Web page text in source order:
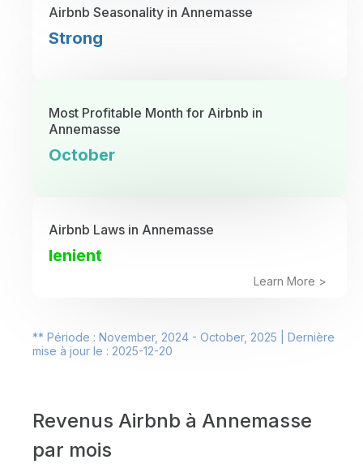
Airbnb Seasonality in Annemasse
Strong
Most Profitable Month for Airbnb in
Annemasse
October
Airbnb Laws in Annemasse
lenient
Learn More >
** Période : November, 2024 - October, 2025 | Dernière
mise à jour le : 2025-12-20
Revenus Airbnb à Annemasse
par mois